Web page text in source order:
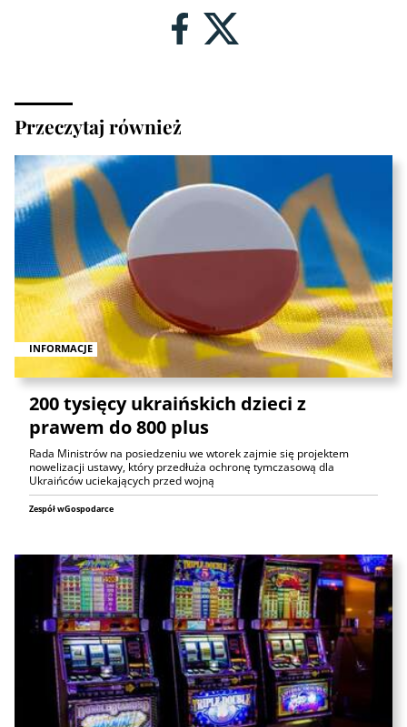
Przeczytaj również
INFORMACJE
200 tysięcy ukraińskich dzieci z
prawem do 800 plus
Rada Ministrów na posiedzeniu we wtorek zajmie się projektem
nowelizacji ustawy, który przedłuża ochronę tymczasową dla
Ukraińców uciekających przed wojną
Zespół wGospodarce